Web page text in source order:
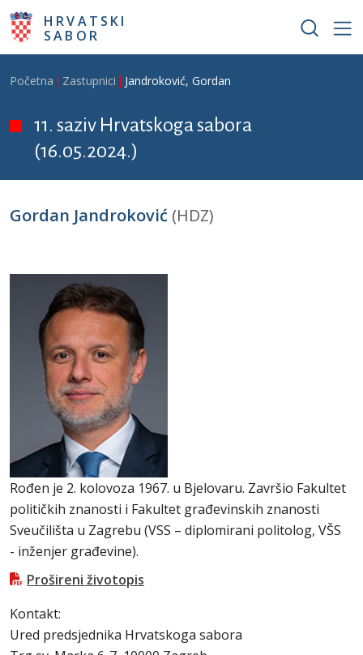
Skoči na glavni sadržaj
HRVATSKI
SABOR
Breadcrumb
Početna Zastupnici Jandroković, Gordan
11. saziv Hrvatskoga sabora
(16.05.2024.)
Gordan Jandroković (HDZ)
Rođen je 2. kolovoza 1967. u Bjelovaru. Završio Fakultet
političkih znanosti i Fakultet građevinskih znanosti
Sveučilišta u Zagrebu (VSS – diplomirani politolog, VŠS
- inženjer građevine).
Prošireni životopis
Kontakt:
Ured predsjednika Hrvatskoga sabora